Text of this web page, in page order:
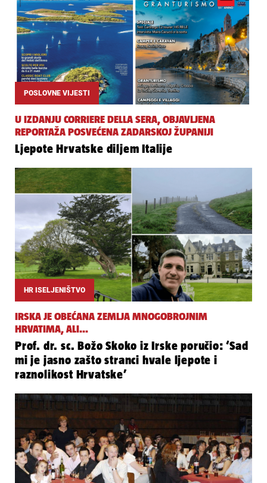
POSLOVNE VIJESTI
U IZDANJU CORRIERE DELLA SERA, OBJAVLJENA
REPORTAŽA POSVEĆENA ZADARSKOJ ŽUPANIJI
Ljepote Hrvatske diljem Italije
HR ISELJENIŠTVO
IRSKA JE OBEĆANA ZEMLJA MNOGOBROJNIM
HRVATIMA, ALI...
Prof. dr. sc. Božo Skoko iz Irske poručio: ‘Sad
mi je jasno zašto stranci hvale ljepote i
raznolikost Hrvatske’